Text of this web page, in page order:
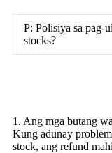
P: Polisiya sa pag-
stocks?
1. Ang mga butang
Kung adunay
stock, ang refund